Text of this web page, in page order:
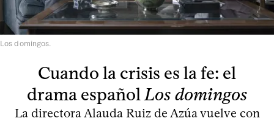
Los domingos.
Cuando la crisis es la fe: el
drama español Los domingos
La directora Alauda Ruiz de Azúa vuelve con